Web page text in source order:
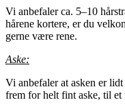
Vi anbefaler ca. 5–10
hårene kortere, er du
gerne være rene.
Aske:
Vi anbefaler at asken er
frem for helt fint aske, til